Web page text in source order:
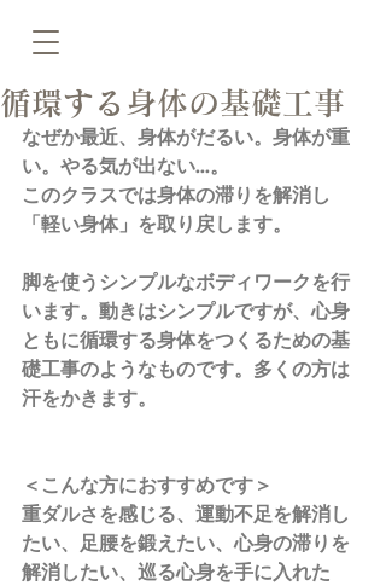
循環する身体の基礎工事
なぜか最近、身体がだるい。身体が重
い。やる気が出ない…。
このクラスでは身体の滞りを解消し
「軽い身体」を取り戻します。
脚を使うシンプルなボディワークを行
います。動きはシンプルですが、心身
ともに循環する身体をつくるための基
礎工事のようなものです。多くの方は
汗をかきます。
＜こんな方におすすめです＞
重ダルさを感じる、運動不足を解消し
たい、足腰を鍛えたい、心身の滞りを
解消したい、巡る心身を手に入れた